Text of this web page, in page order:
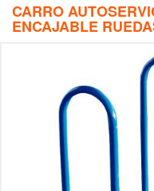
CARRO
ENCAJABLE